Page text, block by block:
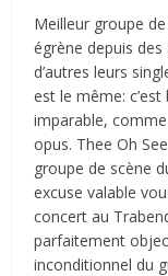
Meilleur groupe
égrène depuis
d’autres leurs
est le même:
imparable,
opus. Thee Oh
groupe de scène
excuse valable
concert au
parfaitement
inconditionnel du